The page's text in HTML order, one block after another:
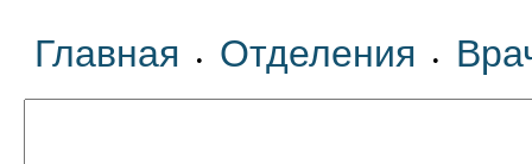
Главная • Отделения •